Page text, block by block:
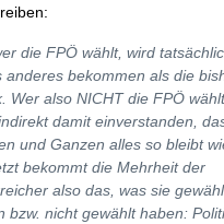
die FPÖ wählt, wird
anderes bekommen als die
Wer also NICHT die FPÖ
damit einverstanden,
und Ganzen alles so bleibt
bekommt die Mehrheit der
also das, was sie
bzw. nicht gewählt haben: